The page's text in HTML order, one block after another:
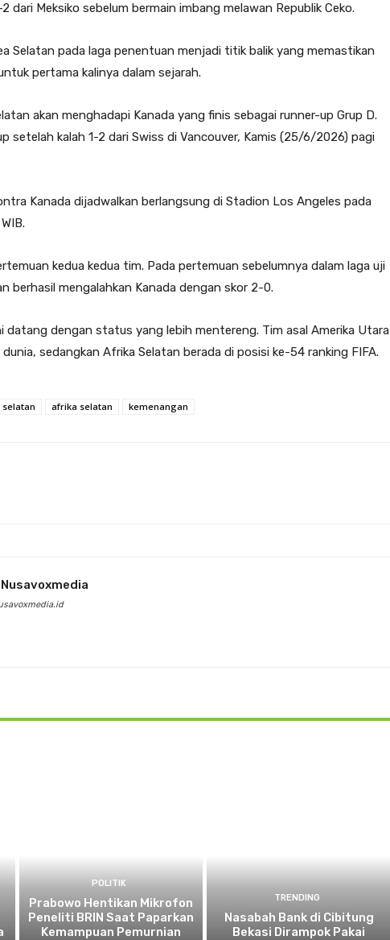
dari Meksiko sebelum bermain imbang melawan Republik Ceko.
Selatan pada laga penentuan menjadi titik balik yang memastikan
pertama kalinya dalam sejarah.
akan menghadapi Kanada yang finis sebagai runner-up Grup D.
setelah kalah 1-2 dari Swiss di Vancouver, Kamis (25/6/2026) pagi
Kanada dijadwalkan berlangsung di Stadion Los Angeles pada
kedua kedua tim. Pada pertemuan sebelumnya dalam laga uji
berhasil mengalahkan Kanada dengan skor 2-0.
datang dengan status yang lebih mentereng. Tim asal Amerika Utara
sedangkan Afrika Selatan berada di posisi ke-54 ranking FIFA.
afrika selatan kemenangan
POLITIK
Prabowo Hentikan Mikrofon
Peneliti BRIN Saat Paparkan
Kemampuan Pemurnian
TRENDING
Nasabah Bank di Cibitung
Bekasi Dirampok Pakai